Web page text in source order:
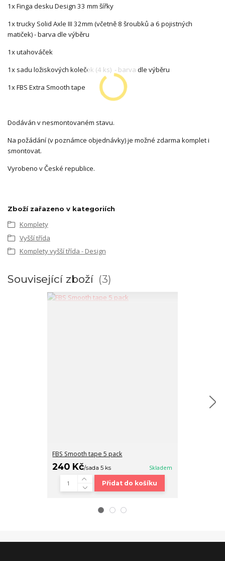
1x Finga desku Design 33 mm šířky
1x trucky Solid Axle III 32mm (včetně 8 šroubků a 6 pojistných
matiček) - barva dle výběru
1x utahováček
1x sadu ložiskových koleček (4 ks) - barva dle výběru
1x FBS Extra Smooth tape
Dodáván v nesmontovaném stavu.
Na požádání (v poznámce objednávky) je možné zdarma komplet i
smontovat.
Vyrobeno v České republice.
Zboží zařazeno v kategoriích
Komplety
Vyšší třída
Komplety vyšší třída - Design
Související zboží 3
FBS Smooth tape 5 pack
240 Kč/sada 5 ks Skladem
Přidat do košíku